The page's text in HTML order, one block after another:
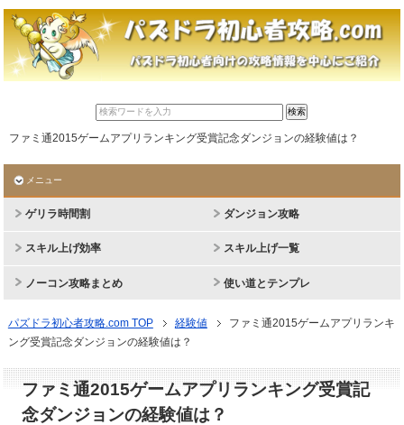
ファミ通2015ゲームアプリランキング受賞記念ダンジョンの経験値は？
メニュー
ゲリラ時間割 ダンジョン攻略
スキル上げ効率 スキル上げ一覧
ノーコン攻略まとめ 使い道とテンプレ
パズドラ初心者攻略.com TOP 経験値
ファミ通2015ゲームアプリランキ
ング受賞記念ダンジョンの経験値は？
ファミ通2015ゲームアプリランキング受賞記
念ダンジョンの経験値は？